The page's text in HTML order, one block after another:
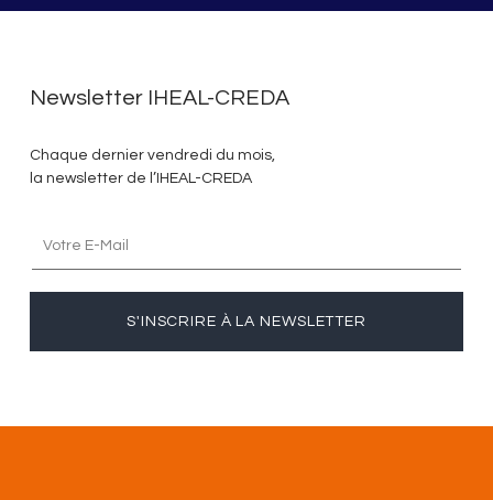
Newsletter IHEAL-CREDA
Chaque dernier vendredi du mois,
la newsletter de l’IHEAL-CREDA
S'INSCRIRE À LA NEWSLETTER